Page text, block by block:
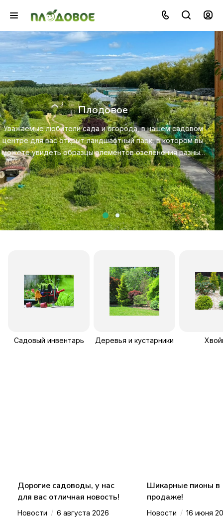
вы
Озеленение
Создайте красивую и экологичную среду с
профессионального ландшафтного дизайна,
ухода за растениями.
Посмотреть услугу
Садовый инвентарь Деревья и кустарники
Дорогие садоводы, у нас
для вас отличная новость!
Новости / 6 августа 2026
Шикарные пионы в
продаже!
Новости / 16 июня